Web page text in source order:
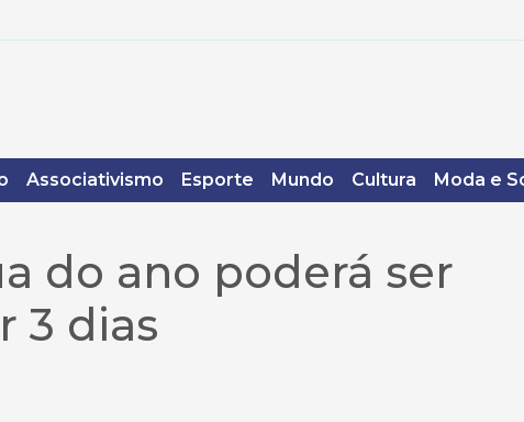
Associativismo Esporte Mundo Cultura Moda e
do ano poderá ser
3 dias